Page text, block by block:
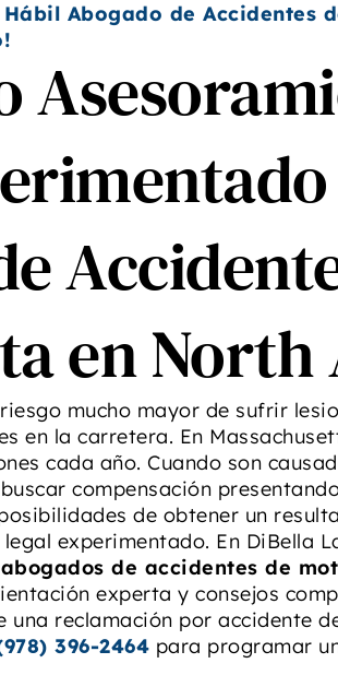
Hábil Abogado de Accidentes
en
mucho mayor de sufrir
en la carretera. En
cada año. Cuando son
compensación
de obtener un
experimentado. En DiBella
abogados de accidentes de
experta y consejos
una reclamación por accidente
396-2464 para programar